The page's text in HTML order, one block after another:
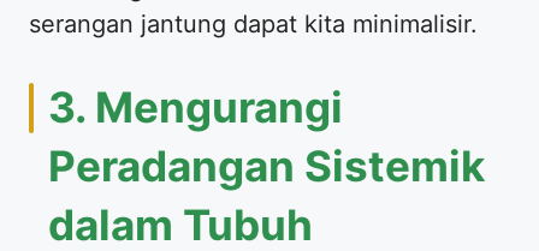
serangan jantung dapat kita minimalisir.
3. Mengurangi
Peradangan Sistemik
dalam Tubuh